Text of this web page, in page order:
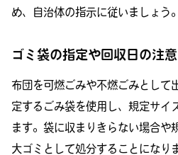
め、自治体の指示に従いましょう。
ゴミ袋の指定や回収日の注
布団を可燃ごみや不燃ごみとして
定するごみ袋を使用し、規定サイ
ます。袋に収まりきらない場合や
大ゴミとして処分することになり